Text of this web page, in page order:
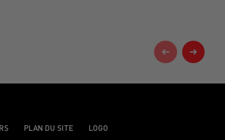
PLAN DU SITE LOGO